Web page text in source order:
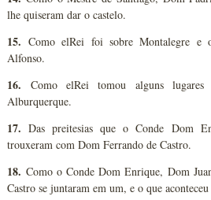
lhe quiseram dar o castelo.
15. Como elRei foi sobre Montalegre e
Alfonso.
16. Como elRei tomou alguns
Alburquerque.
17. Das preitesias que o Conde Dom
trouxeram com Dom Ferrando de Castro.
18. Como o Conde Dom Enrique, Dom
Castro se juntaram em um, e o que